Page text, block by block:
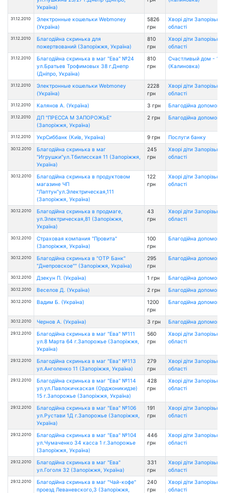
Україна)
31.12.2010
Электронные кошельки Webmoney
(Україна)
5826
грн
Хворі діти Запорізької
області
31.12.2010
Благодійна скринька для
пожертвований (Запоріжжя, Україна)
810
грн
Хворі діти Запорізької
області
31.12.2010
Благодійна скринька в маг "Ева" №24
ул.Братьев Трофимовых 38 г.Днепр
(Дніпро, Україна)
810
грн
Счастливый дом - 1
(Калиновка)
31.12.2010
Электронные кошельки Webmoney
(Україна)
2228
грн
Хворі діти Запорізької
області
31.12.2010 Калянов А. (Україна) 3 грн Благодійна допомога
31.12.2010
ДП "ПРЕССА М ЗАПОРОЖЬЕ"
(Запоріжжя, Україна)
2 грн Благодійна допомога
31.12.2010 УкрСиббанк (Київ, Україна) 9 грн Послуги банку
30.12.2010
Благодійна скринька в маг
"Игрушки"ул.Тбилисская 11 (Запоріжжя,
Україна)
245
грн
Хворі діти Запорізької
області
30.12.2010
Благодійна скринька в продуктовом
магазине ЧП
"Лаптун"ул.Электрическая,111
(Запоріжжя, Україна)
122
грн
Хворі діти Запорізької
області
30.12.2010
Благодійна скринька в продмаге,
ул.Электрическая,81 (Запоріжжя,
Україна)
43
грн
Хворі діти Запорізької
області
30.12.2010
Страховая компания "Провита"
(Запоріжжя, Україна)
100
грн
Благодійна допомога
30.12.2010
Благодійна скринька в "ОТР Банк"
"Днепровское"" (Запоріжжя, Україна)
295
грн
Благодійна допомога
30.12.2010 Дзекун П. (Україна) 1 грн Благодійна допомога
30.12.2010 Веселов Д. (Україна) 2 грн Благодійна допомога
30.12.2010 Вадим Б. (Україна)
1200
грн
Благодійна допомога
30.12.2010 Чернов А. (Україна) 3 грн Благодійна допомога
29.12.2010
Благодійна скринька в маг "Ева" №111
ул.8 Марта 64 г.Запорожье (Запоріжжя,
Україна)
560
грн
Хворі діти Запорізької
області
29.12.2010
Благодійна скринька в маг "Ева" №113
ул.Анголенко 11 (Запоріжжя, Україна)
279
грн
Хворі діти Запорізької
області
29.12.2010
Благодійна скринька в маг "Ева" №114
ул.ул.Павлокичкаская (Орджоникидзе)
15 г.Запорожье (Запоріжжя, Україна)
428
грн
Хворі діти Запорізької
області
29.12.2010
Благодійна скринька в маг "Ева" №106
ул.Рустави 1Д г.Запорожье (Запоріжжя,
Україна)
191
грн
Хворі діти Запорізької
області
29.12.2010
Благодійна скринька в маг "Ева" №104
ул.Чумаченко 34 касса 1 г.Запорожье
(Запоріжжя, Україна)
446
грн
Хворі діти Запорізької
області
29.12.2010
Благодійна скринька в маг "Ева"
ул.Гоголя 32 (Запоріжжя, Україна)
331
грн
Хворі діти Запорізької
області
29.12.2010
Благодійна скринька в маг "Чай-кофе"
проезд Леваневского,3 (Запоріжжя,
240
грн
Хворі діти Запорізької
області